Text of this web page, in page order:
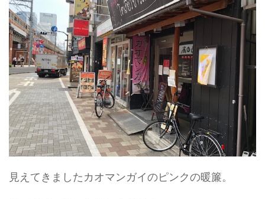
見えてきましたカオマンガイのピンクの暖簾。